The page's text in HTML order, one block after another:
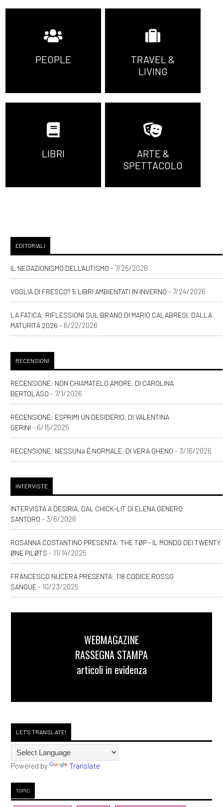
PEOPLE
TRAVEL &
LIVING
LIBRI
ARTE &
SPETTACOLO
EDITORIALI
IL NEGAZIONISMO DELL'AUTISMO - 7/26/2026
VOGLIA DI FRESCO? 5 LIBRI AMBIENTATI IN INVERNO - 7/24/2026
LA FATICA: RIFLESSIONI SUL BRANO DI MARIO CALABRESI, DALLA
MATURITÀ 2026 - 6/22/2026
RECENSIONI
RECENSIONE: NON CHIAMATELO AMORE, DI CAROLINA
BERTOLASO - 7/1/2026
RECENSIONE: ESPRIMI UN DESIDERIO, DI VALENTINA
GERINI - 6/15/2025
RECENSIONE: NESSUNƏ È NORMALE, DI VERA GHENO - 3/16/2026
INTERVISTE
INTERVISTA A DESIRIA, DAL CHICK-LIT DI ELENA GENERO
SANTORO - 3/6/2026
ROSANNA COSTANTINO PRESENTA: THE TØP - IL MONDO DEI TWENTY
ØNE PILØTS - 11/14/2025
FRANCESCO NUCERA PRESENTA: 118 CODICE ROSSO
SANGUE- 10/23/2025
WEBMAGAZINE
RASSEGNA STAMPA
articoli in evidenza
LET'S TRANSLATE!
Powered by Translate
TOPIC